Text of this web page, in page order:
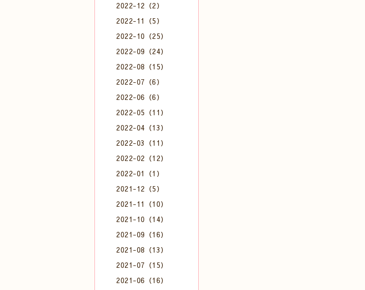
2022-12（2）
2022-11（5）
2022-10（25）
2022-09（24）
2022-08（15）
2022-07（6）
2022-06（6）
2022-05（11）
2022-04（13）
2022-03（11）
2022-02（12）
2022-01（1）
2021-12（5）
2021-11（10）
2021-10（14）
2021-09（16）
2021-08（13）
2021-07（15）
2021-06（16）